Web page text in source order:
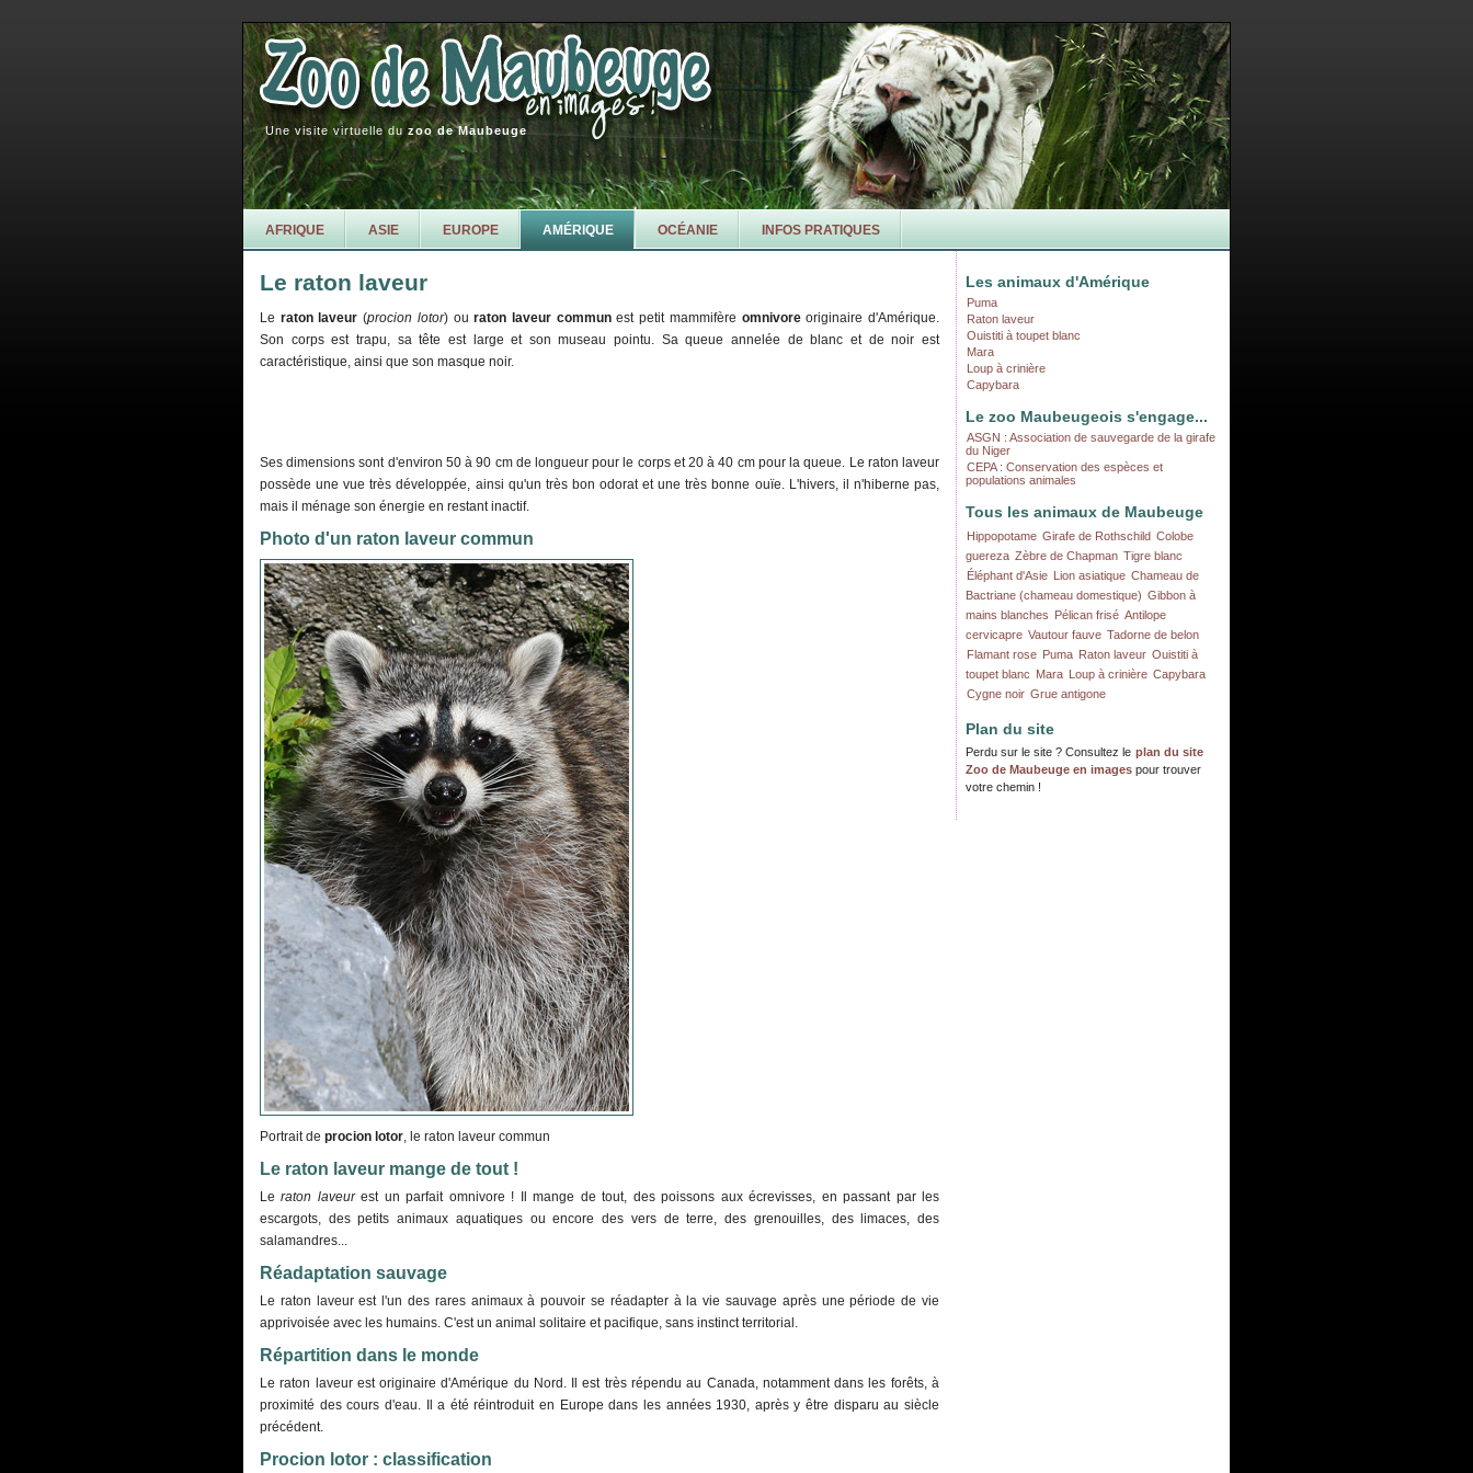
Une visite virtuelle duzoo de Maubeuge
AFRIQUE ASIE EUROPE AMÉRIQUE OCÉANIE INFOS PRATIQUES
Le raton laveur
Le raton laveur (procion lotor) ouraton laveur communest petit mammifère omnivoreoriginaire d'Amérique.
Son corps est trapu, sa tête est large et son museau pointu. Sa queue annelée de blanc et de noir est
caractéristique, ainsi que son masque noir.
Ses dimensions sont d'environ 50 à 90 cm de longueur pour le corps et 20 à 40 cm pour la queue. Le raton laveur
possède une vue très développée, ainsi qu'un très bon odorat et une très bonne ouïe. L'hivers, il n'hiberne pas,
mais il ménage son énergie en restant inactif.
Photo d'un raton laveur commun
Portrait de procion lotor, le raton laveur commun
Le raton laveur mange de tout !
Leraton laveurest un parfait omnivore ! Il mange de tout, des poissons aux écrevisses, en passant par les
escargots, des petits animaux aquatiques ou encore des vers de terre, des grenouilles, des limaces, des
salamandres...
Réadaptation sauvage
Le raton laveur est l'un des rares animaux à pouvoir se réadapter à la vie sauvage après une période de vie
apprivoisée avec les humains. C'est un animal solitaire et pacifique, sans instinct territorial.
Répartition dans le monde
Le raton laveur est originaire d'Amérique du Nord. Il est très répendu au Canada, notamment dans les forêts, à
proximité des cours d'eau. Il a été réintroduit en Europe dans les années 1930, après y être disparu au siècle
précédent.
Procion lotor : classification
Les animaux d'Amérique
Puma
Raton laveur
Ouistiti à toupet blanc
Mara
Loup à crinière
Capybara
Le zoo Maubeugeois s'engage...
ASGN : Association de sauvegarde de la girafe
du Niger
CEPA : Conservation des espèces et
populations animales
Tous les animaux de Maubeuge
Hippopotame Girafe de Rothschild Colobe
guereza Zèbre de Chapman Tigre blanc
Éléphant d'Asie Lion asiatique Chameau de
Bactriane (chameau domestique) Gibbon à
mains blanches Pélican frisé Antilope
cervicapre Vautour fauve Tadorne de belon
Flamant rose Puma Raton laveur Ouistiti à
toupet blanc Mara Loup à crinière Capybara
Cygne noir Grue antigone
Plan du site
Perdu sur le site ? Consultez le plan du site
Zoo de Maubeuge en images pour trouver
votre chemin !